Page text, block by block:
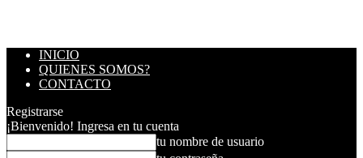
INICIO
QUIENES SOMOS?
CONTACTO
Registrarse
¡Bienvenido! Ingresa en tu cuenta
tu nombre de usuario